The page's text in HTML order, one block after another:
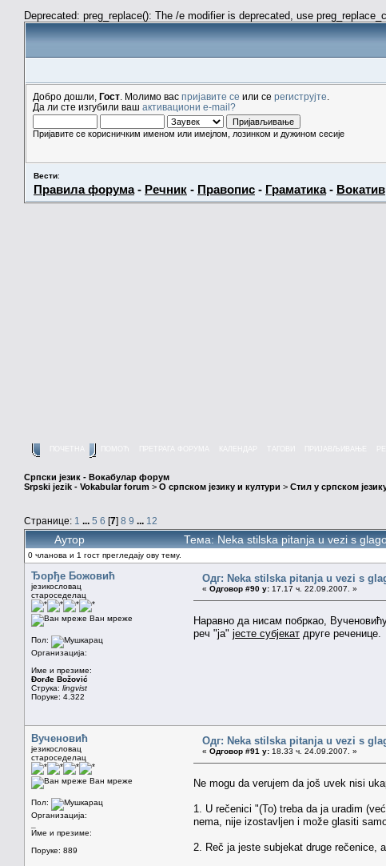
Deprecated: preg_replace(): The /e modifier is deprecated, use
Добро дошли, Гост . Молимо вас пријавите се или се региструјте
Да ли сте изгубили ваш активациони e-mail?
Пријавите се корисничким именом или имејлом, лозинком и дужином сесије
Вести:
Правила форума- Речник - Правопис - Граматика- Вокатив
КАЛЕНДАР
Српски језик - Вокабулар форум
Srpski jezik - Vokabular forum > О српском језику и култури > Стил у српском
Странице: 1 ... 5 6 [7] 8 9 ... 12
Аутор Тема: Neka stilska pitanja u vezi s
0 чланова и 1 гост прегледају ову тему.
Ђорђе Божовић
језикословац
староседелац
Ван мреже
Пол:
Организација:
Име и презиме:
Đorđe Božović
Струка: lingvist
Поруке: 4.322
Одг: Neka stilska pitanja u vezi s
« Одговор #90 у: 17.17 ч. 22.09.2007. »
Наравно да нисам побркао,
реч "ја" јесте субјекат друге реченице.
Вученовић
језикословац
староседелац
Ван мреже
Пол:
Организација:
Име и презиме:
Поруке: 889
Одг: Neka stilska pitanja u vezi s
« Одговор #91 у: 18.33 ч. 24.09.2007. »
Ne mogu da verujem da još uvek nisi
1. U rečenici "(To) treba da ja uradim
nema, nije izostavljen i može glasiti
2. Reč ja jeste subjekat druge rečenice,